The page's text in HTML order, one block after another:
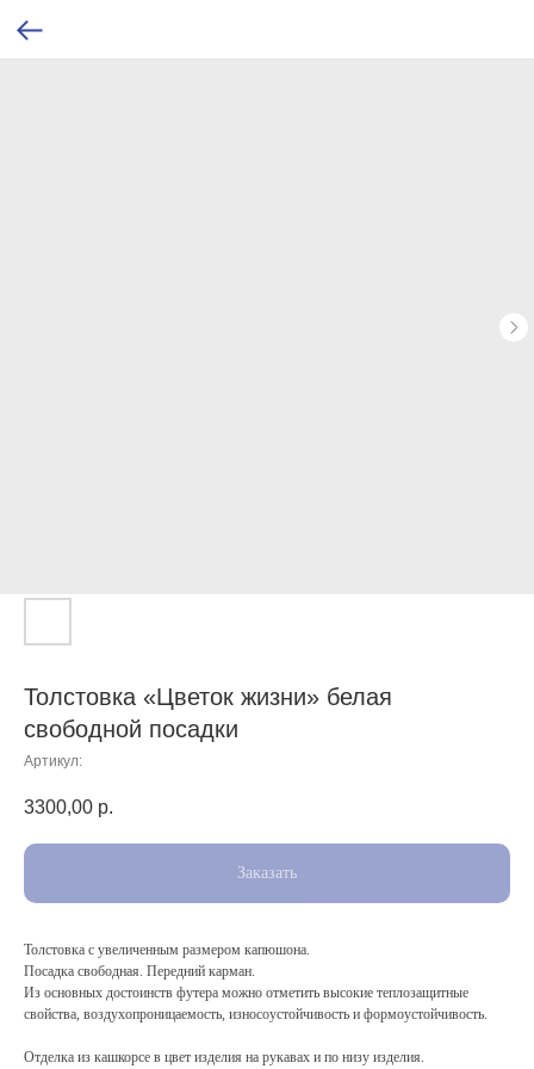
Толстовка «Цветок жизни» белая
свободной посадки
Артикул:
3300,00 р.
Заказать
Толстовка с увеличенным размером капюшона.
Посадка свободная. Передний карман.
Из основных достоинств футера можно отметить высокие теплозащитные
свойства, воздухопроницаемость, износоустойчивость и формоустойчивость.
Отделка из кашкорсе в цвет изделия на рукавах и по низу изделия.